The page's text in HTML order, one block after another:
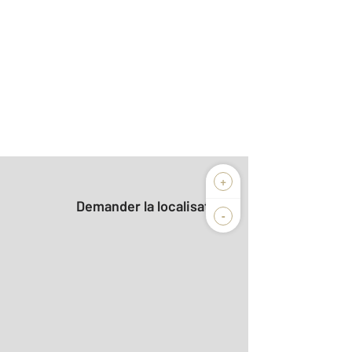
+
-
Demander la localisation